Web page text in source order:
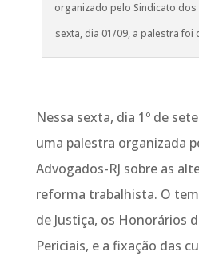
organizado pelo Sindicato dos
sexta, dia 01/09, a palestra foi
Nessa sexta, dia 1º de
uma palestra organizada
Advogados-RJ sobre as
reforma trabalhista. O
de Justiça, os Honorários
Periciais, e a fixação das